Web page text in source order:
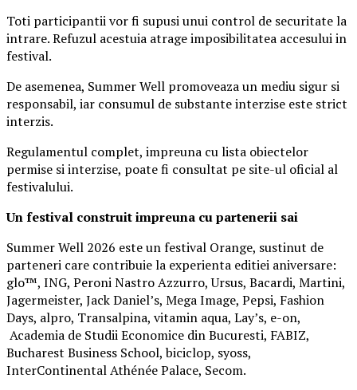
Toti participantii vor fi supusi unui control de securitate la
intrare. Refuzul acestuia atrage imposibilitatea accesului in
festival.
De asemenea, Summer Well promoveaza un mediu sigur si
responsabil, iar consumul de substante interzise este strict
interzis.
Regulamentul complet, impreuna cu lista obiectelor
permise si interzise, poate fi consultat pe site-ul oficial al
festivalului.
Un festival construitimpreuna cu partenerii sai
Summer Well 2026 este un festival Orange, sustinut de
parteneri care contribuie la experienta editiei aniversare:
glo™, ING, Peroni Nastro Azzurro, Ursus, Bacardi, Martini,
Jagermeister, Jack Daniel’s, Mega Image, Pepsi, Fashion
Days, alpro, Transalpina, vitamin aqua, Lay’s, e-on,
Academia de Studii Economice din Bucuresti, FABIZ,
Bucharest Business School, biciclop, syoss,
InterContinental Athénée Palace, Secom.